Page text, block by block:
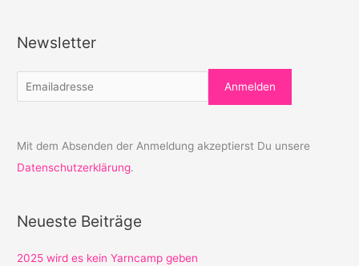
Newsletter
Mit dem Absenden der Anmeldung akzeptierst Du unsere
Datenschutzerklärung.
Neueste Beiträge
2025 wird es kein Yarncamp geben